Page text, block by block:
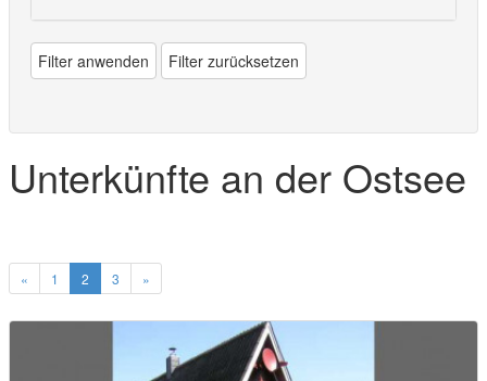
Filter anwenden Filter zurücksetzen
Unterkünfte an der Ostsee
« 1 2 3 »